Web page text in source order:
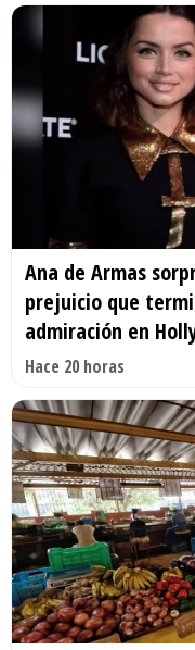
Ana de Armas
prejuicio que
admiración en
Hace 20 horas